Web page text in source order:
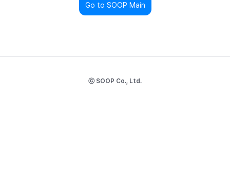
Go to SOOP Main
ⓒ SOOP Co., Ltd.